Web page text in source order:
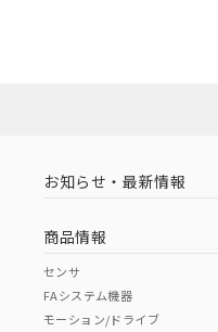
お知らせ・最新情報
商品情報
センサ
FAシステム機器
モーション/ドライブ